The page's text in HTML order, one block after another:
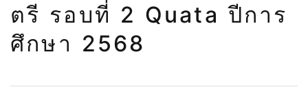
ตรี รอบที่ 2 Quata ปีการ
ศึกษา 2568